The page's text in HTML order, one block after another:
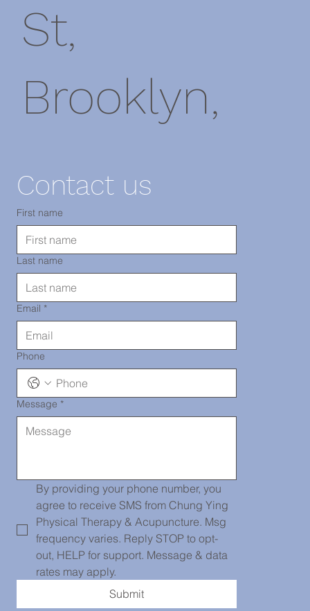
St,
Brooklyn,
NY 11220
電話：718-
290-2919
唐人街診所
139 Centre
Street, PH
Contact us
First name
Last name
Email *
Phone
Message *
By providing your phone number, you
agree to receive SMS from Chung Ying
Physical Therapy & Acupuncture. Msg
frequency varies. Reply STOP to opt-
out, HELP for support. Message & data
rates may apply.
Submit